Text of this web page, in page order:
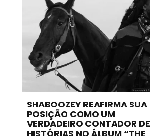
SHABOOZEY REAFIRMA SUA
POSIÇÃO COMO UM
VERDADEIRO CONTADOR DE
HISTÓRIAS NO ÁLBUM “THE